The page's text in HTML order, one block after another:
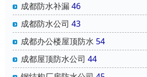
成都防水补漏46
成都防水公司 43
成都办公楼屋顶防水 54
成都屋顶防水公司 44